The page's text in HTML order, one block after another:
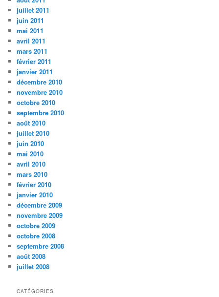
juillet 2011
juin 2011
mai 2011
avril 2011
mars 2011
février 2011
janvier 2011
décembre 2010
novembre 2010
octobre 2010
septembre 2010
août 2010
juillet 2010
juin 2010
mai 2010
avril 2010
mars 2010
février 2010
janvier 2010
décembre 2009
novembre 2009
octobre 2009
octobre 2008
septembre 2008
août 2008
juillet 2008
CATÉGORIES